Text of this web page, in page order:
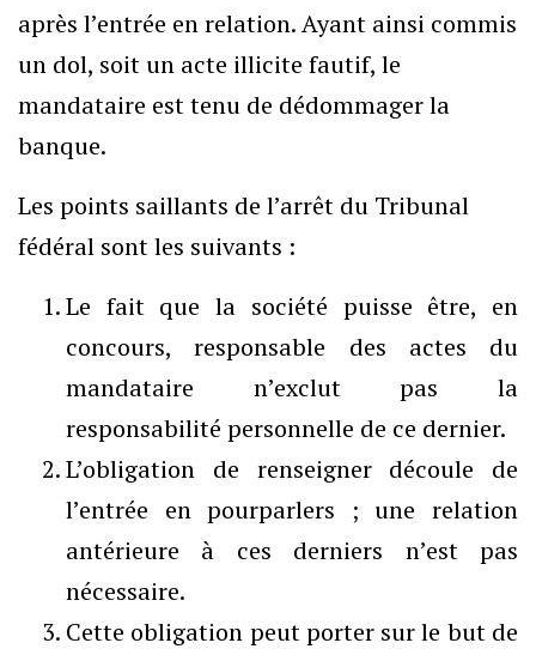
après l’entrée en relation. Ayant ainsi commis
un dol, soit un acte illicite fautif, le
mandataire est tenu de dédommager la
banque.
Les points saillants de l’arrêt du Tribunal
fédéral sont les suivants :
Le fait que la société puisse être, en
concours, responsable des actes du
mandataire n’exclut pas la
responsabilité personnelle de ce dernier.
L’obligation de renseigner découle de
l’entrée en pourparlers ; une relation
antérieure à ces derniers n’est pas
nécessaire.
Cette obligation peut porter sur le but de